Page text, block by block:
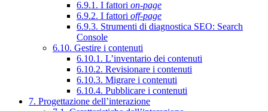
6.9.1. I fattori on-page
6.9.2. I fattori off-page
6.9.3. Strumenti di diagnostica SEO: Search
Console
6.10. Gestire i contenuti
6.10.1. L’inventario dei contenuti
6.10.2. Revisionare i contenuti
6.10.3. Migrare i contenuti
6.10.4. Pubblicare i contenuti
7. Progettazione dell’interazione